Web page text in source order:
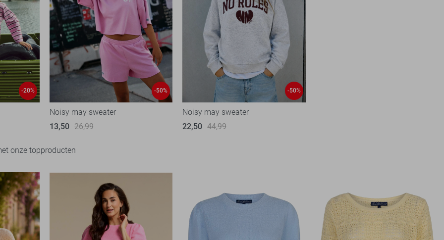
-20% -50%
Noisy may sweater
13,50 26,99
-50%
Noisy may sweater
22,50 44,99
onze topproducten